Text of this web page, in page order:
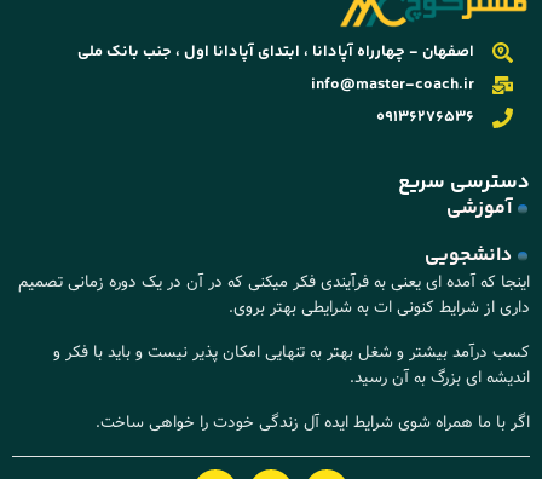
اصفهان - چهارراه آپادانا ، ابتدای آپادانا اول ، جنب بانک ملی
info@master-coach.ir
09136276536
سریع
آموزشی
دانشجویی
که آمده ای یعنی به فرآیندی فکر میکنی که در آن در یک دوره زمانی تصمیم
از شرایط کنونی ات به شرایطی بهتر بروی.
درآمد بیشتر و شغل بهتر به تنهایی امکان پذیر نیست و باید با فکر و
ای بزرگ به آن رسید.
با ما همراه شوی شرایط ایده آل زندگی خودت را خواهی ساخت.